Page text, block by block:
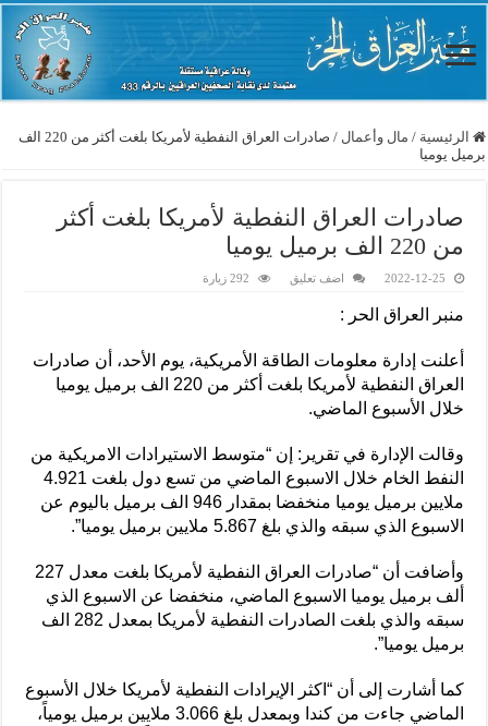
الرئيسية / مال وأعمال /
صادرات العراق النفطية لأمريكا بلغت أكثر من 220 الف
برميل يوميا
صادرات العراق النفطية لأمريكا بلغت أكثر
من 220 الف برميل يوميا
2022-12-25 اضف تعليق 292 زيارة
منبر العراق الحر :
أعلنت إدارة معلومات الطاقة الأمريكية، يوم الأحد، أن صادرات
العراق النفطية لأمريكا بلغت أكثر من 220 الف برميل يوميا
خلال الأسبوع الماضي.
وقالت الإدارة في تقرير: إن “متوسط الاستيرادات الامريكية من
النفط الخام خلال الاسبوع الماضي من تسع دول بلغت 4.921
ملايين برميل يوميا منخفضا بمقدار 946 الف برميل باليوم عن
الاسبوع الذي سبقه والذي بلغ 5.867 ملايين برميل يوميا”.
وأضافت أن “صادرات العراق النفطية لأمريكا بلغت معدل 227
ألف برميل يوميا الاسبوع الماضي، منخفضا عن الاسبوع الذي
سبقه والذي بلغت الصادرات النفطية لأمريكا بمعدل 282 الف
برميل يوميا”.
كما أشارت إلى أن “اكثر الإيرادات النفطية لأمريكا خلال الأسبوع
الماضي جاءت من كندا وبمعدل بلغ 3.066 ملايين برميل يومياً،